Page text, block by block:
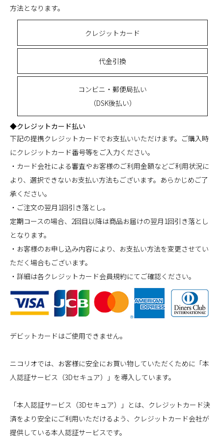
方法となります。
クレジットカード
代金引換
コンビニ・郵便局払い
（DSK後払い）
◆クレジットカード払い
下記の提携クレジットカードでお支払いいただけます。ご購入時
にクレジットカード番号等をご入力ください。
・カード会社による審査やお客様のご利用金額などご利用状況に
より、選択できないお支払い方法もございます。あらかじめご了
承ください。
・ご注文の翌月1回引き落とし。
定期コースの場合、2回目以降は商品お届けの翌月1回引き落とし
となります。
・お客様のお申し込み内容により、お支払い方法を変更させてい
ただく場合もございます。
・詳細は各クレジットカード会員規約にてご確認ください。
デビットカードはご使用できません。
ニコリオでは、お客様に安全にお買い物していただくために「本
人認証サービス（3Dセキュア）」を導入しています。
「本人認証サービス（3Dセキュア）」とは、クレジットカード決
済をより安全にご利用いただけるよう、クレジットカード会社が
提供している本人認証サービスです。